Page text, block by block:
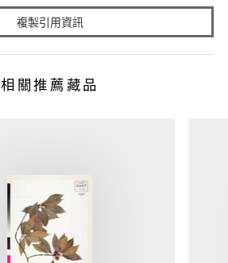
複製引用資訊
相關推薦藏品